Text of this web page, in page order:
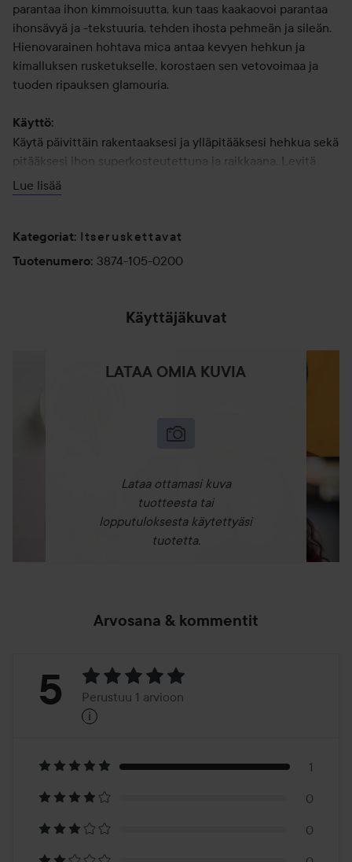
parantaa ihon kimmoisuutta, kun taas kaakaovoi parantaa
ihonsävyä ja -tekstuuria, tehden ihosta pehmeän ja sileän.
Hienovarainen hohtava mica antaa kevyen hehkun ja
kimalluksen rusketukselle, korostaen sen vetovoimaa ja
tuoden ripauksen glamouria.
Käyttö:
Käytä päivittäin rakentaaksesi ja ylläpitääksesi hehkua sekä
pitääksesi ihon superkosteutettuna ja raikkaana. Levitä
pyörivin liikkein parhaan, raidattoman lopputuloksen
saavuttamiseksi. Pese kädet käytön jälkeen.
200 ml
Lue lisää
Kategoriat: Itseruskettavat
Tuotenumero: 3874-105-0200
Käyttäjäkuvat
LATAA OMIA KUVIA
Lataa ottamasi kuva
tuotteesta tai
lopputuloksesta käytettyäsi
tuotetta.
Arvosana & kommentit
Arvosana:
Perustuu
1
arvioon
5 Perustuu 1 arvioon
i
1
0
0